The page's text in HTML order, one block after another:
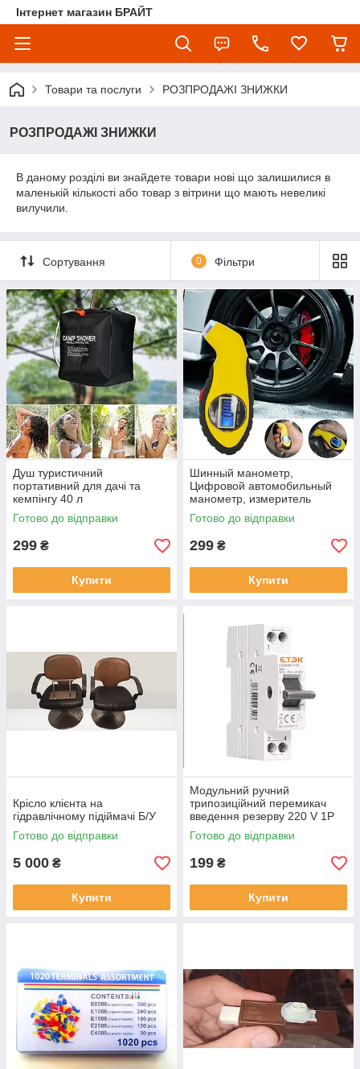
Інтернет магазин БРАЙТ
Товари та послуги РОЗПРОДАЖІ ЗНИЖКИ
РОЗПРОДАЖІ ЗНИЖКИ
В даному розділі ви знайдете товари нові що залишилися в
маленькій кількості або товар з вітрини що мають невеликі
вилучили.
Сортування 0 Фільтри
Душ туристичний
портативний для дачі та
кемпінгу 40 л
Готово до відправки
299 ₴
Купити
Шинный манометр,
Цифровой автомобильный
манометр, измеритель
давления в шинах
автомобиля
Готово до відправки
299 ₴
Купити
Крісло клієнта на
гідравлічному підіймачі Б/У
Готово до відправки
5 000 ₴
Купити
Модульний ручний
трипозиційний перемикач
введення резерву 220 V 1P
40А рубильник для
генератора
Готово до відправки
199 ₴
Купити